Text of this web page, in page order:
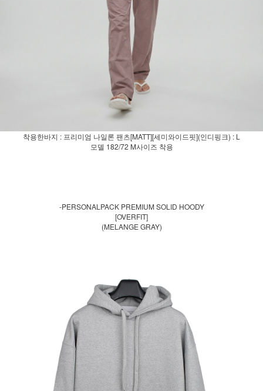
착용한바지 : 프리미엄 나일론 팬츠[MATT][세미와이드핏](인디핑크) : L
모델 182/72 M사이즈 착용
-PERSONALPACK PREMIUM SOLID HOODY
[OVERFIT]
(MELANGE GRAY)